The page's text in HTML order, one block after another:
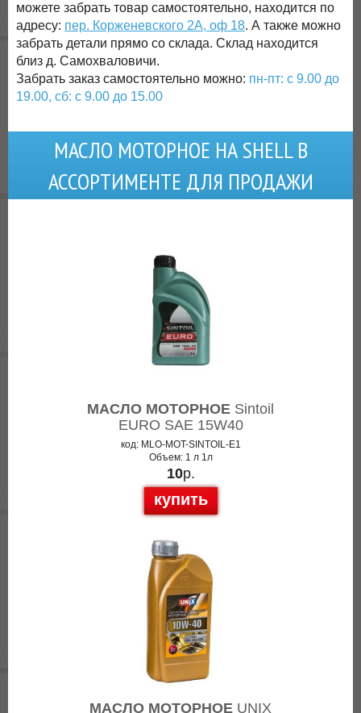
можете забрать товар самостоятельно, находится по
адресу: пер. Корженевского 2А, оф 18. А также можно
забрать детали прямо со склада. Склад находится
близ д. Самохваловичи.
Забрать заказ самостоятельно можно: пн-пт: с 9.00 до
19.00, сб: с 9.00 до 15.00
МАСЛО МОТОРНОЕ НА SHELL В
АССОРТИМЕНТЕ ДЛЯ ПРОДАЖИ
МАСЛО МОТОРНОЕ Sintoil
EURO SAE 15W40
код: MLO-MOT-SINTOIL-E1
Объем: 1 л 1л
10р.
купить
МАСЛО МОТОРНОЕ UNIX